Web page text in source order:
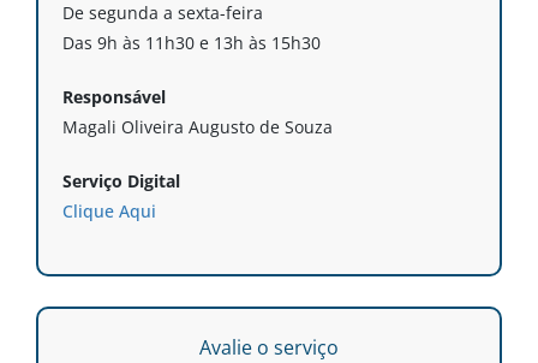
De segunda a sexta-feira
Das 9h às 11h30 e 13h às 15h30
Responsável
Magali Oliveira Augusto de Souza
Serviço Digital
Clique Aqui
Avalie o serviço